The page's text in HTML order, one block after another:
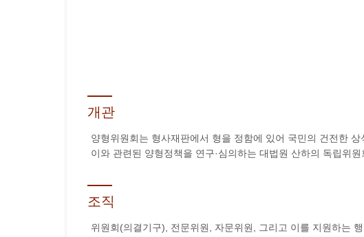
개관
양형위원회는 형사재판에서 형을 정함에 있어 국민의 건전한
이와 관련된 양형정책을 연구·심의하는 대법원 산하의 독립위
조직
위원회(의결기구), 전문위원, 자문위원, 그리고 이를 지원하는